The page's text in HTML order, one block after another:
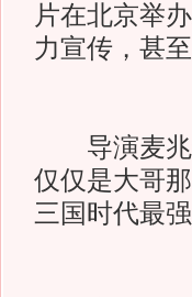
片在北京举
力宣传，甚
导演麦兆
仅仅是大哥
三国时代最